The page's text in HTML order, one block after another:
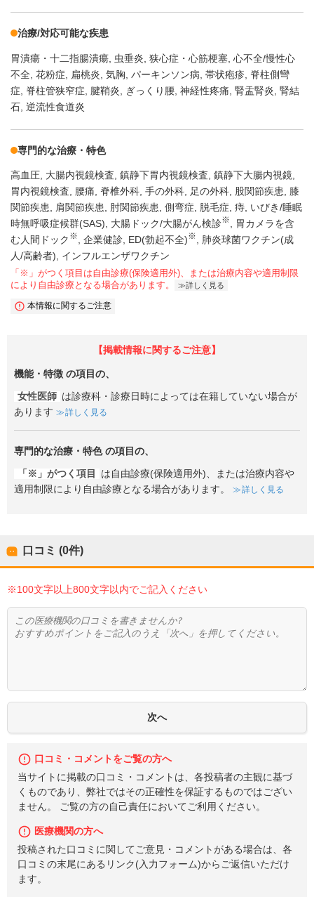
治療/対応可能な疾患
胃潰瘍・十二指腸潰瘍 虫垂炎 狭心症・心筋梗塞 心不全/慢性心
不全 花粉症 扁桃炎 気胸 パーキンソン病 帯状疱疹 脊柱側彎
症
脊柱管狭窄症 腱鞘炎 ぎっくり腰 神経性疼痛 腎盂腎炎 腎結
石 逆流性食道炎
専門的な治療・特色
高血圧 大腸内視鏡検査 鎮静下胃内視鏡検査 鎮静下大腸内視鏡
胃内視鏡検査
腰痛 脊椎外科 手の外科 足の外科 股関節疾患
膝
関節疾患
肩関節疾患 肘関節疾患 側弯症 脱毛症 痔 いびき/睡眠
時無呼吸症候群(SAS)
大腸ドック/大腸がん検診※
胃カメラを含
む人間ドック ※ 企業健診 ED(勃起不全)※
肺炎球菌ワクチン(成
人/高齢者)
インフルエンザワクチン
「※」がつく項目は自由診療(保険適用外)、または治療内容や適用制限
により自由診療となる場合があります。
詳しく見る
本情報に関するご注意
【掲載情報に関するご注意】
機能・特徴 の項目の、
女性医師 は診療科・診療日時によっては在籍していない場合が
あります
詳しく見る
専門的な治療・特色の項目の、
「※」がつく項目
は自由診療(保険適用外)、または治療内容や
適用制限により自由診療となる場合があります。
詳しく見る
口コミ (0件)
※100文字以上800文字以内でご記入ください
口コミ・コメントをご覧の方へ
当サイトに掲載の口コミ・コメントは、各投稿者の主観に基づ
くものであり、弊社ではその正確性を保証するものではござい
ません。 ご覧の方の自己責任においてご利用ください。
医療機関の方へ
投稿された口コミに関してご意見・コメントがある場合は、各
口コミの末尾にあるリンク(入力フォーム)からご返信いただけ
ます。